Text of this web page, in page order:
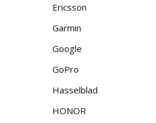
Ericsson
Garmin
Google
GoPro
Hasselblad
HONOR